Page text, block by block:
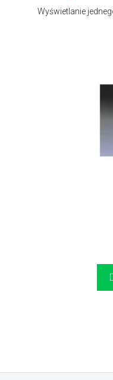
Wyświetlanie